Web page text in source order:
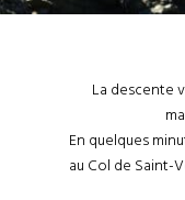
La descente
En quelques
au Col de Saint-